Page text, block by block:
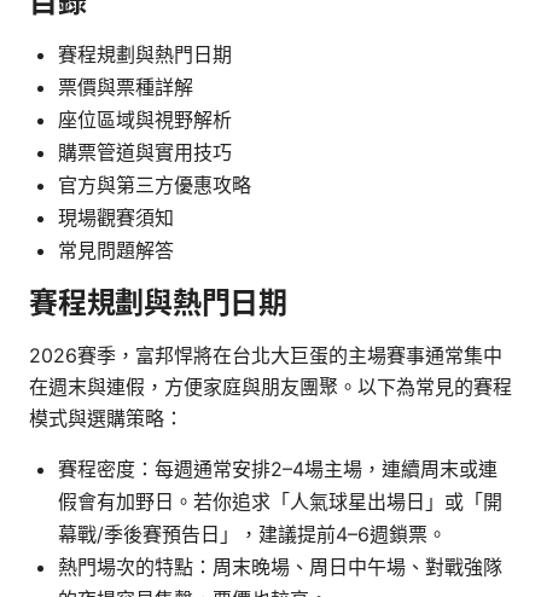
賽程規劃與熱門日期
票價與票種詳解
座位區域與視野解析
購票管道與實用技巧
官方與第三方優惠攻略
現場觀賽須知
常見問題解答
賽程規劃與熱門日期
2026賽季，富邦悍將在台北大巨蛋的主場賽事通常集中
在週末與連假，方便家庭與朋友團聚。以下為常見的賽程
模式與選購策略：
賽程密度：每週通常安排2–4場主場，連續周末或連
假會有加野日。若你追求「人氣球星出場日」或「開
幕戰/季後賽預告日」，建議提前4–6週鎖票。
熱門場次的特點：周末晚場、周日中午場、對戰強隊